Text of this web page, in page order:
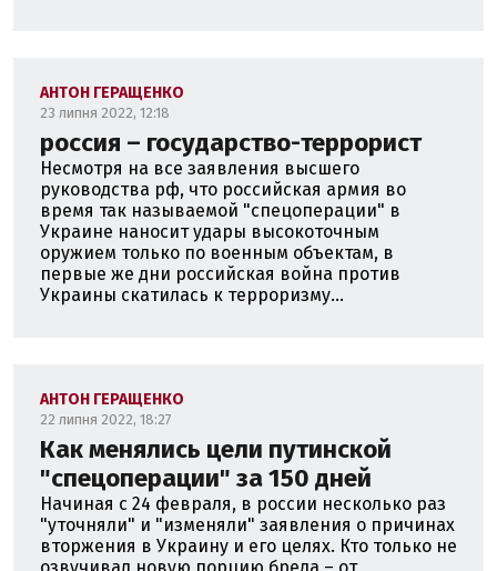
АНТОН ГЕРАЩЕНКО
23 липня 2022, 12:18
россия – государство-террорист
Несмотря на все заявления высшего
руководства рф, что российская армия во
время так называемой "спецоперации" в
Украине наносит удары высокоточным
оружием только по военным объектам, в
первые же дни российская война против
Украины скатилась к терроризму...
АНТОН ГЕРАЩЕНКО
22 липня 2022, 18:27
Как менялись цели путинской
"спецоперации" за 150 дней
Начиная с 24 февраля, в россии несколько раз
"уточняли" и "изменяли" заявления о причинах
вторжения в Украину и его целях. Кто только не